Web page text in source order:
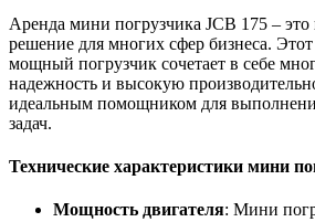
Аренда мини погрузчика JCB 175 –
решение для многих сфер бизнеса.
мощный погрузчик сочетает в себе
надежность и высокую
идеальным помощником для
задач.
Технические характеристики мини
Мощность двигателя: Мини